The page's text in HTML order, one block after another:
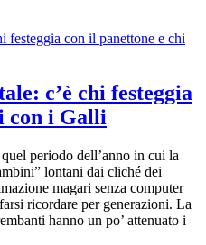
c’è chi festeggia
con i Galli
periodo dell’anno in cui la
lontani dai cliché dei
magari senza computer
ricordare per generazioni. La
hanno un po’ attenuato i